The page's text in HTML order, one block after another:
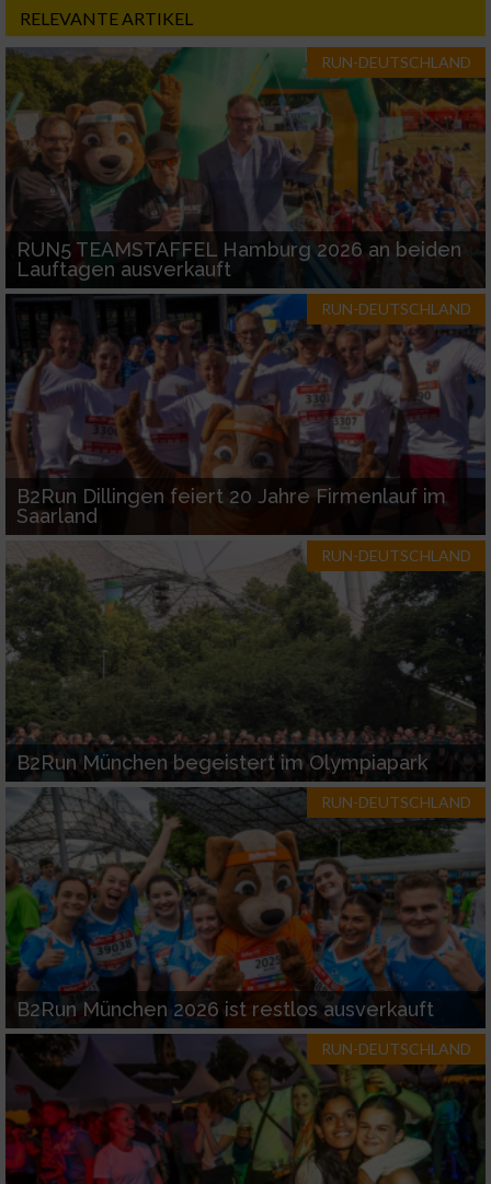
RELEVANTE ARTIKEL
RUN-DEUTSCHLAND
RUN5 TEAMSTAFFEL Hamburg 2026 an beiden
Lauftagen ausverkauft
RUN-DEUTSCHLAND
B2Run Dillingen feiert 20 Jahre Firmenlauf im
Saarland
RUN-DEUTSCHLAND
B2Run München begeistert im Olympiapark
RUN-DEUTSCHLAND
B2Run München 2026 ist restlos ausverkauft
RUN-DEUTSCHLAND